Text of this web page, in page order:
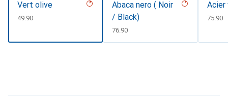
Vert olive
CHF
49.90
Abaca nero ( Noir
/ Black)
CHF
76.90
Acier
CHF
75.90